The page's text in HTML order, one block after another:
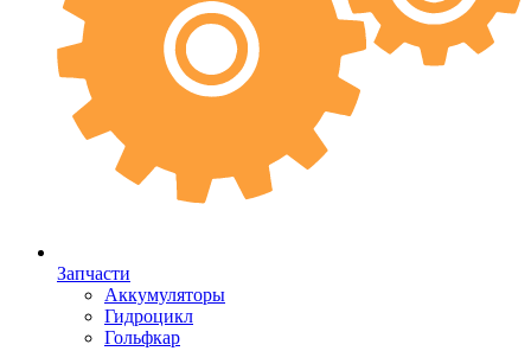
Запчасти
Аккумуляторы
Гидроцикл
Гольфкар